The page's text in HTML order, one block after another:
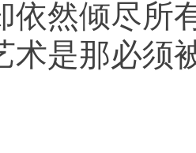
依然倾尽所
术是那必须